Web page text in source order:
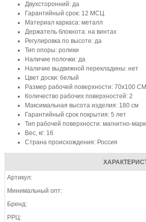
Двухсторонний: да
Гарантийный срок: 12 МСЦ
Материал каркаса: металл
Держатель блокнота: на винтах
Регулировка по высоте: да
Тип опоры: ролики
Наличие полочки: да
Наличие выдвижной перекладины: нет
Цвет доски: белый
Размер рабочей поверхности: 70x100 СМ
Количество рабочих поверхностей: 2
Максимальная высота изделия: 180 см
Гарантийный срок покрытия: 5 лет
Тип рабочей поверхности: магнитно-
Вес, кг: 16
Страна происхождения: Россия
Артикул:
Минимальный опт:
Бренд:
РРЦ: